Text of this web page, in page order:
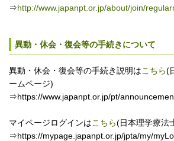
⇒http://www.japanpt.or.jp/about/join/
異動・休会・復会等の手続きについて
異動・休会・復会等の手続き説明はこちら(
ームページ)
⇒https://www.japanpt.or.jp/pt/
マイページログインはこちら(日本理学療法
⇒https://mypage.japanpt.or.jp/jpta/my/